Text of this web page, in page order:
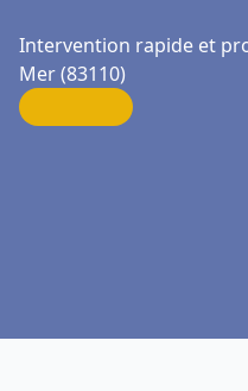
Intervention rapide et
Mer (83110)